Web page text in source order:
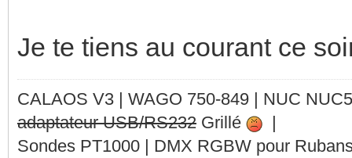
Je te tiens au courant ce
CALAOS V3 | WAGO 750-849 | NUC
adaptateur USB/RS232 Grillé
|
Sondes PT1000 | DMX RGBW pour